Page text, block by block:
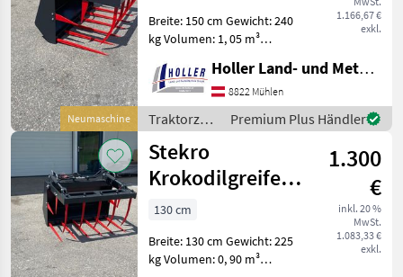
Universal
Schaufel
MARKTPLATZ
Marktplatz Händlerangebote Kleinanzeigen
Neumaschine
1.166,67 €
exkl.
Breite: 150 cm Gewicht: 240
kg Volumen: 1, 05 m³
Versand und Zustellung
möglich !!! Traktorzubehör
Frontlader-Anbaugeräte
Holler Land- und Metalltechnik GmbH.
8822 Mühlen
Traktorzubehör
/ Stekro
Premium Plus Händler
Stekro
Krokodilgreifer
1,3m
1.300
€
inkl. 20 %
MwSt.
1.083,33 €
exkl.
130 cm
Breite: 130 cm Gewicht: 225
kg Volumen: 0, 90 m³